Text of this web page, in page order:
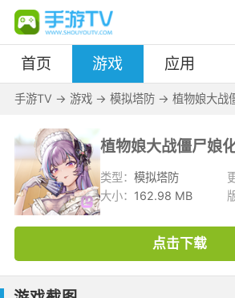
首页 游戏 应用
手游TV -> 游戏-> 模拟塔防-> 植物娘大战
植物娘大战僵尸娘
类型：模拟塔防
大小： 162.98 MB
点击下载